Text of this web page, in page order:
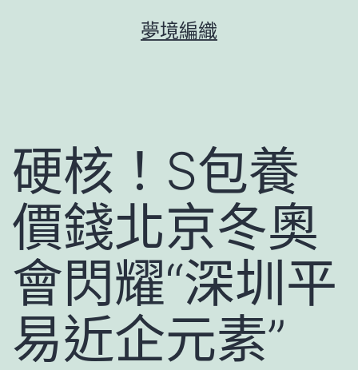
容
夢境編織
硬核！S包養
價錢北京冬奧
會閃耀“深圳平
易近企元素”